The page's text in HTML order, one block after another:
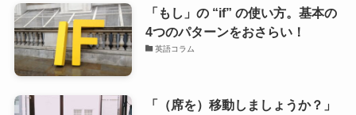
「もし」の “if” の使い方。基本の
4つのパターンをおさらい！
英語コラム
「（席を）移動しましょうか？」